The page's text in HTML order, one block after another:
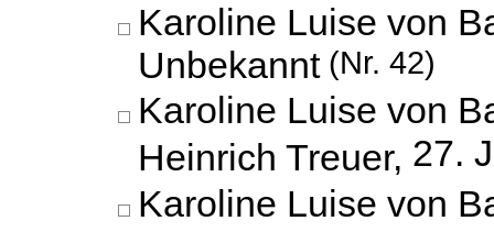
Karoline Luise von
Unbekannt (Nr. 42)
Karoline Luise von
Heinrich Treuer, 27.
Karoline Luise von